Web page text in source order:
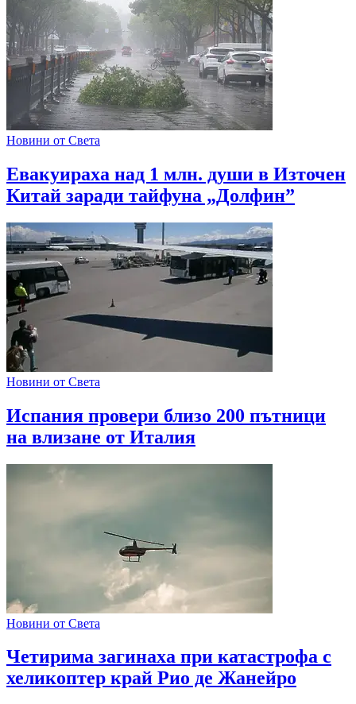
Новини от Света
Евакуираха над 1 млн. души в Източен
Китай заради тайфуна „Долфин”
Новини от Света
Испания провери близо 200 пътници
на влизане от Италия
Новини от Света
Четирима загинаха при катастрофа с
хеликоптер край Рио де Жанейро